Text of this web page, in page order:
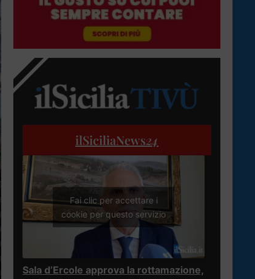
ilSiciliaNews24
Fai clic per accettare i
cookie per questo servizio
Sala d’Ercole approva la rottamazione,